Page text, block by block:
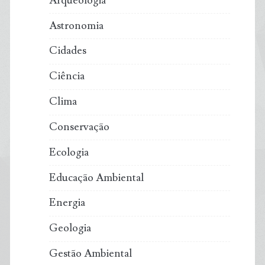
Astronomia
Cidades
Ciência
Clima
Conservação
Ecologia
Educação Ambiental
Energia
Geologia
Gestão Ambiental